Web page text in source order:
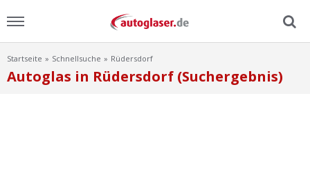
Menu
Startseite Schnellsuche Rüdersdorf
Autoglas in Rüdersdorf (Suchergebnis)